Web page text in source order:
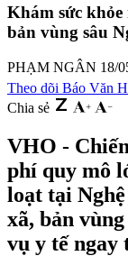
Khám sức
bản vùng sâu
PHẠM NGÂN 18/
Theo dõi Báo Văn
Chia sẻ
VHO -
phí quy mô
loạt tại
xã, bản
vụ y tế ngay